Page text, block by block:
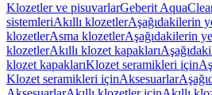
Klozetler ve pisuvarlarGeberit
sistemleriAkıllı klozetlerAşağıdakilerin
klozetlerAsma klozetlerAşağıdakilerin
klozetlerAkıllı klozet kapakları
klozet kapaklarıKlozet seramikleri için
Klozet seramikleri içinAksesuarlar